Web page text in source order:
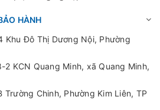
soát nhiệt độ hiệu quả đồng thời
ô nhiễm.
công nghiệp chống cháy nổ chính là
bảo an toàn lao động cũng như
trường làm việc trong các khu vực
cao. Với những đặc điểm kỹ thuật
dụng đa dạng, sản phẩm này
HÀNH
Khu Đô Thị Dương Nội, Phường
2 KCN Quang Minh, xã Quang Minh,
Trường Chinh, Phường Kim Liên, TP